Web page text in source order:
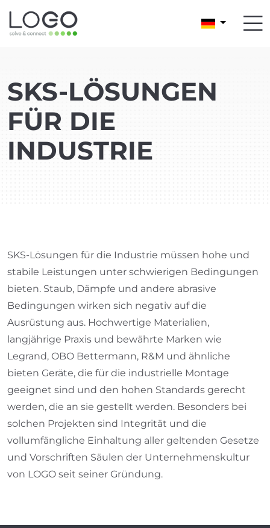
SKS-LÖSUNGEN
FÜR DIE
INDUSTRIE
SKS-Lösungen für die Industrie müssen hohe und
stabile Leistungen unter schwierigen Bedingungen
bieten. Staub, Dämpfe und andere abrasive
Bedingungen wirken sich negativ auf die
Ausrüstung aus. Hochwertige Materialien,
langjährige Praxis und bewährte Marken wie
Legrand, OBO Bettermann, R&M und ähnliche
bieten Geräte, die für die industrielle Montage
geeignet sind und den hohen Standards gerecht
werden, die an sie gestellt werden. Besonders bei
solchen Projekten sind Integrität und die
vollumfängliche Einhaltung aller geltenden Gesetze
und Vorschriften Säulen der Unternehmenskultur
von LOGO seit seiner Gründung.